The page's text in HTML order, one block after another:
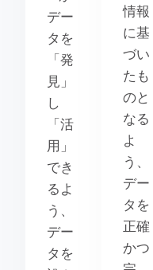
デー
タを
「発
見」
し
「活
用」
でき
るよ
う、
デー
タを
情報
に基
づい
たも
のと
なる
よ
う、
デー
タを
正確
かつ